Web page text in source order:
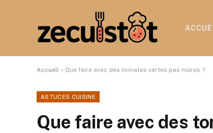
Accueil » Que faire avec des tomates vertes pas mûres ?
ASTUCES CUISINE
Que faire avec des